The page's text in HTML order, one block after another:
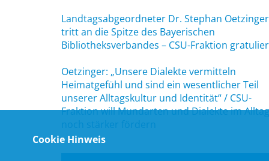
Landtagsabgeordneter Dr. Stephan Oetzinger
tritt an die Spitze des Bayerischen
Bibliotheksverbandes – CSU-Fraktion
Oetzinger: „Unsere Dialekte vermitteln
Heimatgefühl und sind ein wesentlicher Teil
unserer Alltagskultur und Identität“ / CSU-
Fraktion will Mundarten und Dialekte im Alltag
noch stärker fördern
Cookie Hinweis